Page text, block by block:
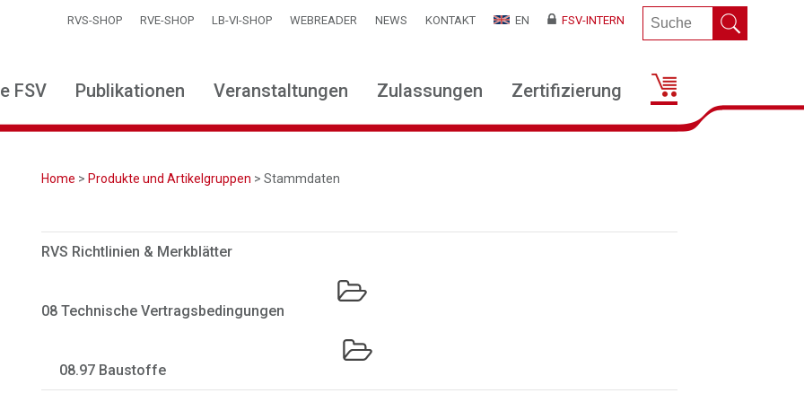
RVS-SHOP RVE-SHOP LB-VI-SHOP WEBREADER NEWS KONTAKT EN FSV-INTERN
FSV Publikationen Veranstaltungen Zulassungen Zertifizierung
Home > Produkte und Artikelgruppen > Stammdaten
RVS Richtlinien & Merkblätter
08 Technische Vertragsbedingungen
08.97 Baustoffe